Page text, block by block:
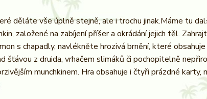
děláte vše úplně stejně, ale i trochu jinak.Máme tu
založené na zabíjení příšer a okrádání jejich těl.
s chapadly, navlékněte hrozivá brnění, které
šťávou z druida, vrhačem slimáků či pochopitelně
munchkinem. Hra obsahuje i čtyři prázdné karty,